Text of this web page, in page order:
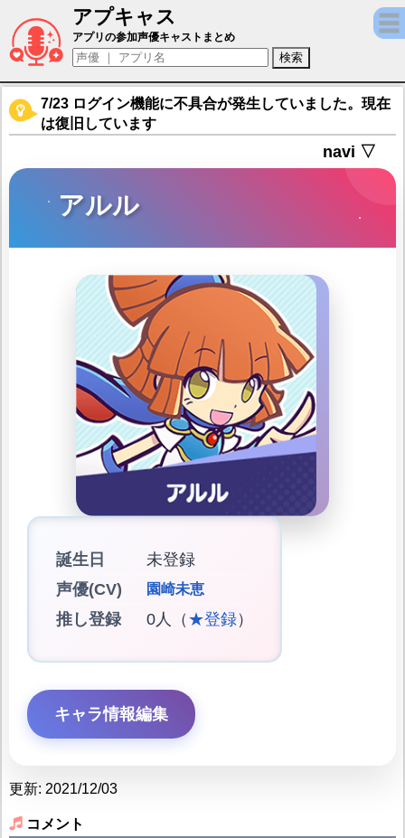
アプキャス
アルル（声優：園崎未恵)【ぷよぷよ!!クエス
アプリの参加声優キャストまとめ
7/23 ログイン機能に不具合が発生していました。現在
は復旧しています
navi ▽
アルル
誕生日
未登録
声優(CV)
園崎未恵
推し登録 0人（ ★登録）
キャラ情報編集
更新: 2021/12/03
コメント